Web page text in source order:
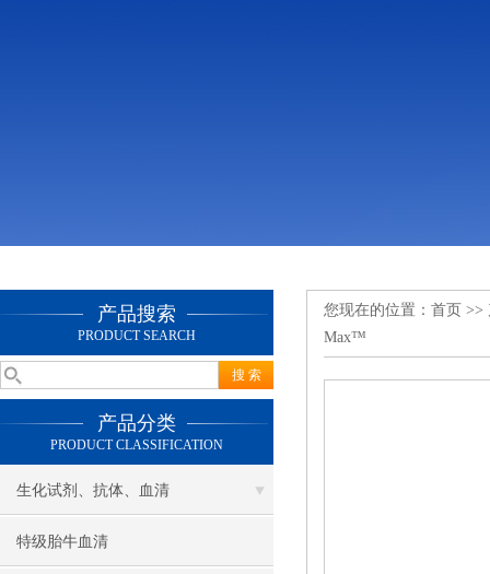
产品搜索
PRODUCT SEARCH
产品分类
PRODUCT CLASSIFICATION
生化试剂、抗体、血清
特级胎牛血清
您现在的位置： 首页 >>
Max™